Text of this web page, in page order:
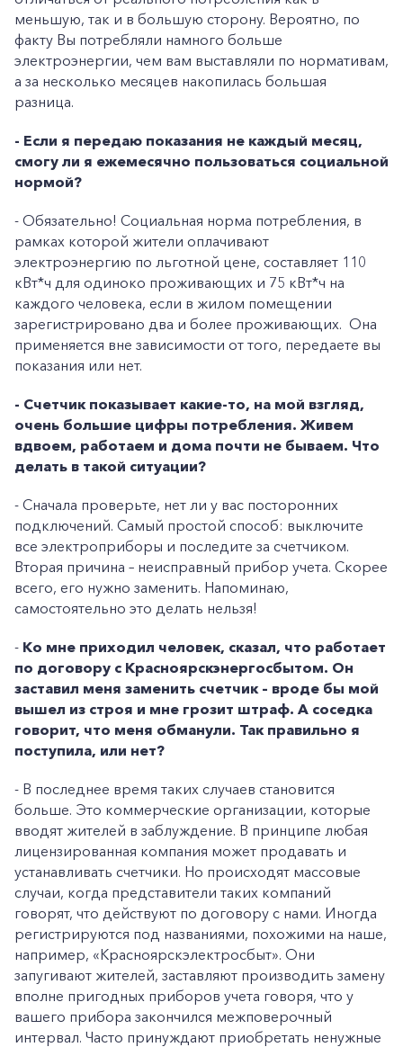
меньшую, так и в большую сторону. Вероятно, по
факту Вы потребляли намного больше
электроэнергии, чем вам выставляли по нормативам,
а за несколько месяцев накопилась большая
разница.
- Если я передаю показания не каждый месяц,
смогу ли я ежемесячно пользоваться социальной
нормой?
- Обязательно! Социальная норма потребления, в
рамках которой жители оплачивают
электроэнергию по льготной цене, составляет 110
кВт*ч для одиноко проживающих и 75 кВт*ч на
каждого человека, если в жилом помещении
зарегистрировано два и более проживающих. Она
применяется вне зависимости от того, передаете вы
показания или нет.
- Счетчик показывает какие-то, на мой взгляд,
очень большие цифры потребления. Живем
вдвоем, работаем и дома почти не бываем. Что
делать в такой ситуации?
- Сначала проверьте, нет ли у вас посторонних
подключений. Самый простой способ: выключите
все электроприборы и последите за счетчиком.
Вторая причина – неисправный прибор учета. Скорее
всего, его нужно заменить. Напоминаю,
самостоятельно это делать нельзя!
- Ко мне приходил человек, сказал, что работает
по договору с Красноярскэнергосбытом. Он
заставил меня заменить счетчик – вроде бы мой
вышел из строя и мне грозит штраф. А соседка
говорит, что меня обманули. Так правильно я
поступила, или нет?
- В последнее время таких случаев становится
больше. Это коммерческие организации, которые
вводят жителей в заблуждение. В принципе любая
лицензированная компания может продавать и
устанавливать счетчики. Но происходят массовые
случаи, когда представители таких компаний
говорят, что действуют по договору с нами. Иногда
регистрируются под названиями, похожими на наше,
например, «Красноярскэлектросбыт». Они
запугивают жителей, заставляют производить замену
вполне пригодных приборов учета говоря, что у
вашего прибора закончился межповерочный
интервал. Часто принуждают приобретать ненужные